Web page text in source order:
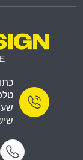
טלפון: 04-
שישי: 9:00-